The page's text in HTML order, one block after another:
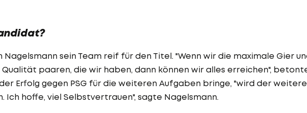
sein Team reif für den Titel. "Wenn wir die maximale Gier
paaren, die wir haben, dann können wir alles erreichen",
Erfolg gegen PSG für die weiteren Aufgaben bringe, "wird der weitere
Ich hoffe, viel Selbstvertrauen", sagte Nagelsmann.